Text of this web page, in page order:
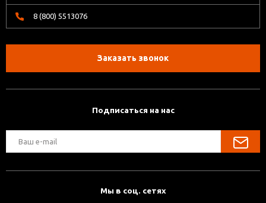
8 (800) 5513076
Заказать звонок
Подписаться на нас
Мы в соц. сетях